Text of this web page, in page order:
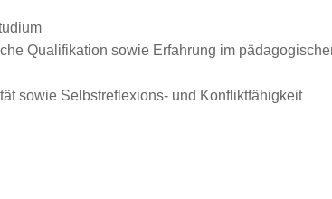
Qualifikation sowie Erfahrung im
sowie Selbstreflexions- und Konfliktfähigkeit